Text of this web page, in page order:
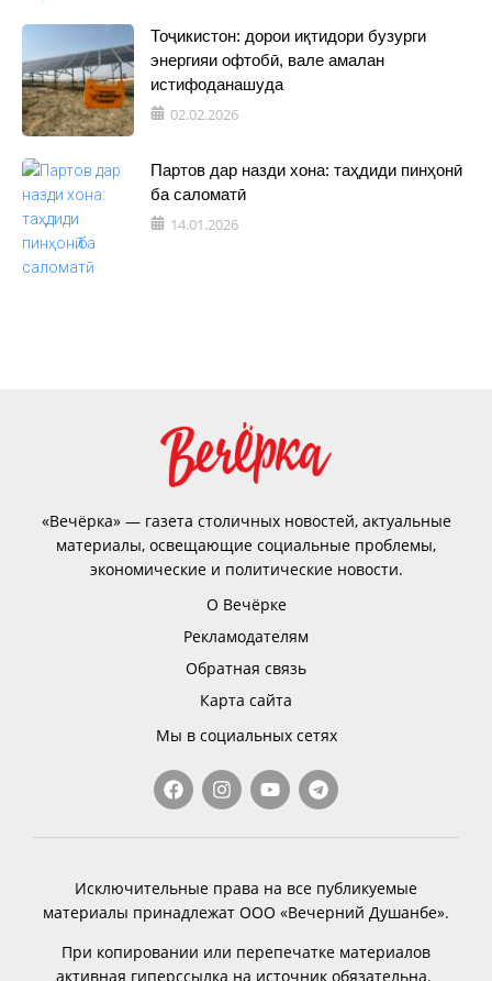
Тоҷикистон: дорои иқтидори бузурги
энергияи офтобӣ, вале амалан
истифоданашуда
02.02.2026
Партов дар назди хона: таҳдиди пинҳонӣ
ба саломатӣ
14.01.2026
«Вечёрка» — газета столичных новостей, актуальные
материалы, освещающие социальные проблемы,
экономические и политические новости.
О Вечёрке
Рекламодателям
Обратная связь
Карта сайта
Мы в социальных сетях
Исключительные права на все публикуемые
материалы принадлежат ООО «Вечерний Душанбе».
При копировании или перепечатке материалов
активная гиперссылка на источник обязательна.